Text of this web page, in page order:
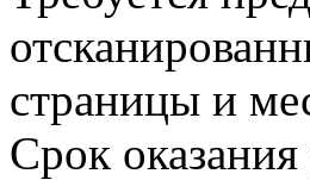
страницы и
Срок